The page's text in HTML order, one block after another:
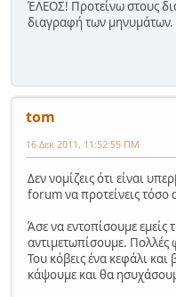
ΈΛΕΟΣ! Προτείνω στους
διαγραφή των μηνυμάτων.
tom
16 Δεκ 2011, 11:52:55 ΠΜ
Δεν νομίζεις ότι είναι
forum να προτείνεις τόσο
Άσε να εντοπίσουμε εμείς
αντιμετωπίσουμε. Πολλές
Του κόβεις ένα κεφάλι και
κάψουμε και θα